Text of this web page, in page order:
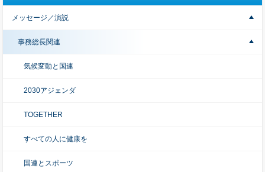
メッセージ／演説
事務総長関連
気候変動と国連
2030アジェンダ
TOGETHER
すべての人に健康を
国連とスポーツ